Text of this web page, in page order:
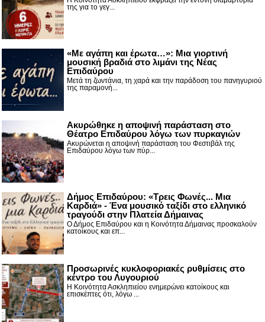
της για το γεγ...
«Με αγάπη και έρωτα…»: Μια γιορτινή
μουσική βραδιά στο λιμάνι της Νέας
Επιδαύρου
Μετά τη ζωντάνια, τη χαρά και την παράδοση του πανηγυριού
της παραμονή...
Ακυρώθηκε η αποψινή παράσταση στο
Θέατρο Επιδαύρου λόγω των πυρκαγιών
Ακυρώνεται η αποψινή παράσταση του Φεστιβάλ της
Επιδαύρου λόγω των πύρ...
Δήμος Επιδαύρου: «Τρεις Φωνές... Μια
Καρδιά» - Ένα μουσικό ταξίδι στο ελληνικό
τραγούδι στην Πλατεία Δήμαινας
Ο Δήμος Επιδαύρου και η Κοινότητα Δήμαινας προσκαλούν
κατοίκους και επ...
Προσωρινές κυκλοφοριακές ρυθμίσεις στο
κέντρο του Λυγουριού
Η Κοινότητα Ασκληπιείου ενημερώνει κατοίκους και
επισκέπτες ότι, λόγω ...